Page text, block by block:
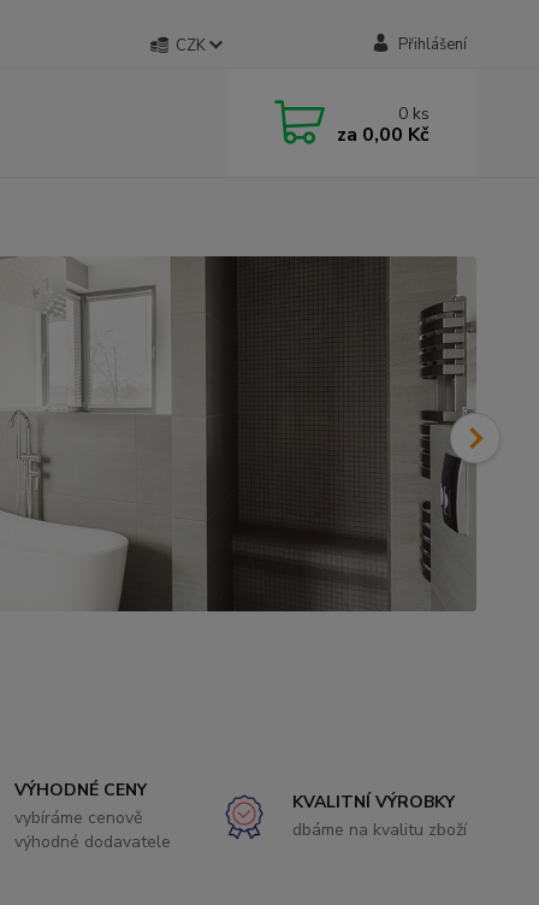
CZK Přihlášení
0 ks
za 0,00 Kč
VÝHODNÉ CENY
vybíráme cenově
výhodné dodavatele
KVALITNÍ VÝROBKY
dbáme na kvalitu zboží